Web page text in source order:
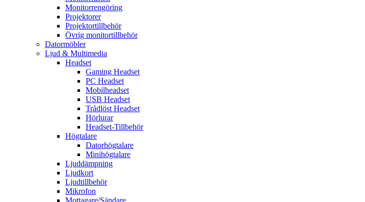
Monitorrengöring
Projektorer
Projektortillbehör
Övrig monitortillbehör
Datormöbler
Ljud & Multimedia
Headset
Gaming Headset
PC Headset
Mobilheadset
USB Headset
Trådlöst Headset
Hörlurar
Headset-Tillbehör
Högtalare
Datorhögtalare
Minihögtalare
Ljuddämpning
Ljudkort
Ljudtillbehör
Mikrofon
Mottagare/Sändare